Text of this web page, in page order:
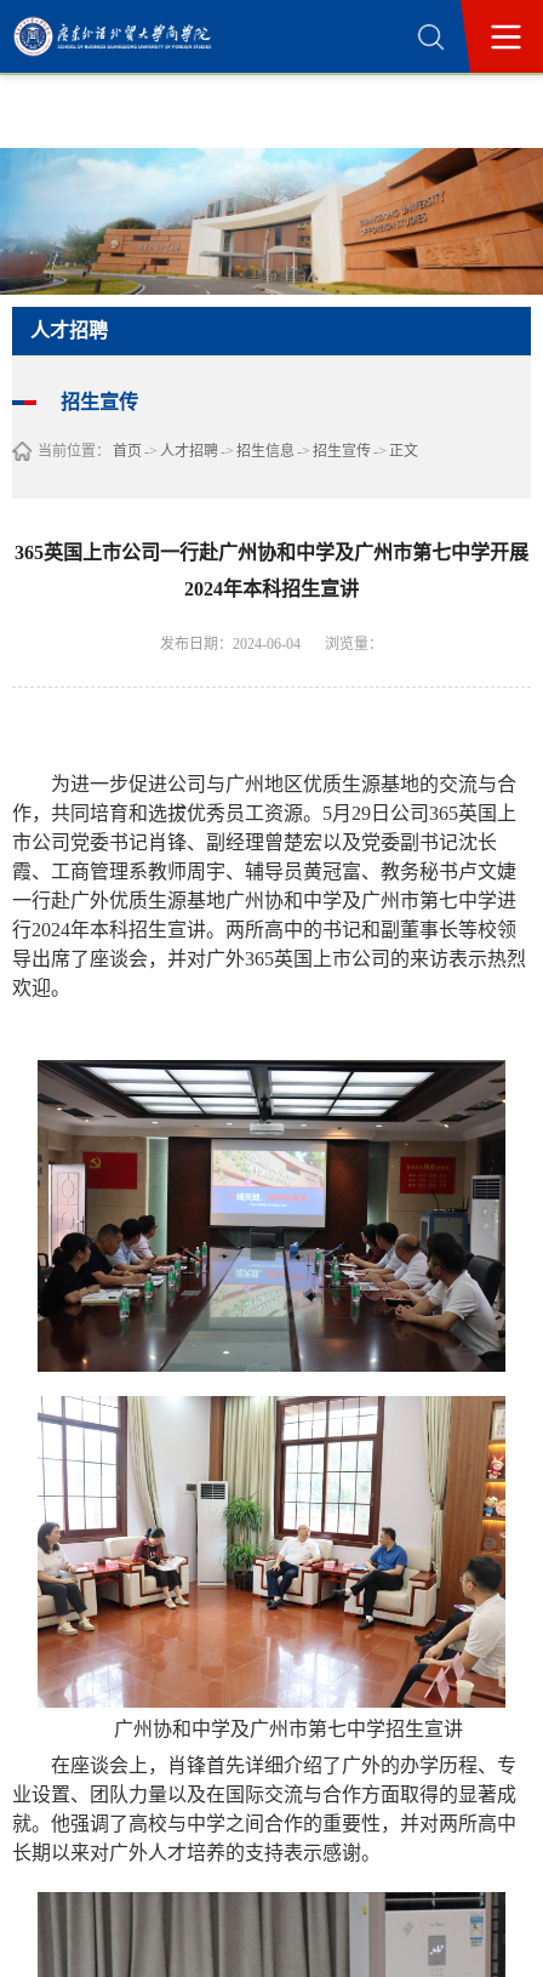
365英国上市公司(集团)官方网站-Official
人才招聘
招生宣传
当前位置： 首页 -> 人才招聘-> 招生信息 -> 招生宣传-> 正文
365英国上市公司一行赴广州协和中学及广州市第七中学开展
2024年本科招生宣讲
发布日期：2024-06-04 浏览量：
为进一步促进公司与广州地区优质生源基地的交流与合
作，共同培育和选拔优秀员工资源。 5月29日公司365英国上
市公司党委书记肖锋、副经理曾楚宏以及党委副书记沈长
霞、工商管理系教师周宇、 辅导员黄冠富、 教务秘书卢文婕
一行赴广外优质生源基地广州协和中学及广州市第七中学进
行2024年本科招生宣讲。两所高中的书记和副董事长等校领
导出席了座谈会，并对广外365英国上市公司的来访表示热烈
欢迎。
广州协和中学及广州市第七中学招生宣讲
在座谈会上，肖锋首先详细介绍了广外的办学历程、 专
业设置、
团队力量以及在国际交流与合作方面取得的显著成
就。他强调了高校与中学之间合作的重要性，并对两所高中
长期以来对广外人才培养的支持表示感谢。